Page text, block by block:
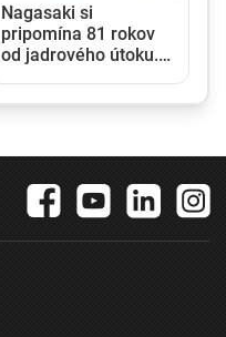
Nagasaki si
pripomína 81 rokov
od jadrového útoku.